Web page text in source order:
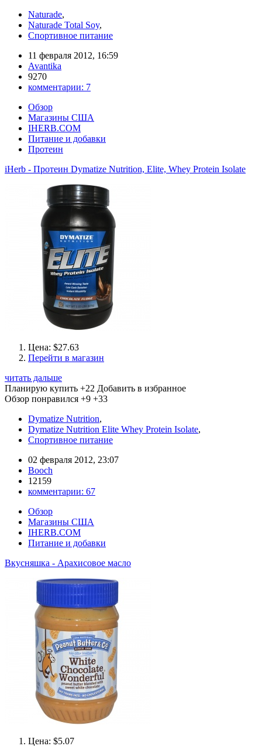
Naturade,
Naturade Total Soy,
Спортивное питание
11 февраля 2012, 16:59
Avantika
9270
комментарии: 7
Обзор
Магазины США
IHERB.COM
Питание и добавки
Протеин
iHerb - Протеин Dymatize Nutrition, Elite, Whey Protein Isolate
Цена: $27.63
Перейти в магазин
читать дальше
Планирую купить +22 Добавить в избранное
Обзор понравился +9 +33
Dymatize Nutrition,
Dymatize Nutrition Elite Whey Protein Isolate,
Спортивное питание
02 февраля 2012, 23:07
Booch
12159
комментарии: 67
Обзор
Магазины США
IHERB.COM
Питание и добавки
Вкусняшка - Арахисовое масло
Цена: $5.07